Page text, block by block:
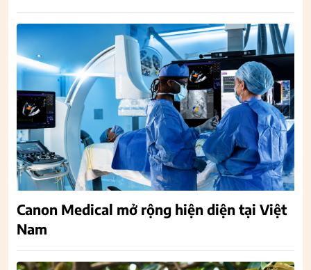
Canon Medical mở rộng hiện diện tại Việt
Nam